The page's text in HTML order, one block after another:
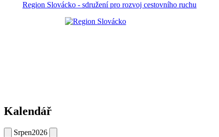
Region Slovácko - sdružení pro rozvoj cestovního ruchu
Kalendář
Srpen2026